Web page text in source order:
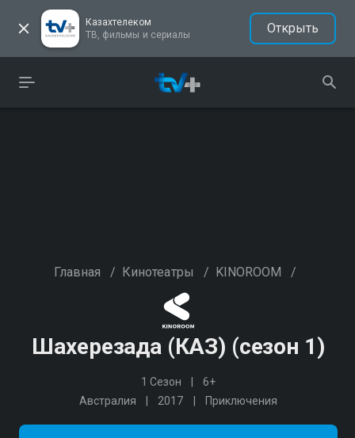
Казахтелеком
ТВ, фильмы и сериалы
Открыть
Главная / Кинотеатры / KINOROOM /
Шахерезада (КАЗ) (сезон 1)
1 Сезон
6+
Австралия
2017 Приключения